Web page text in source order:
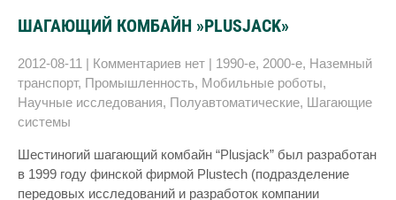
ШАГАЮЩИЙ КОМБАЙН »PLUSJACK»
2012-08-11 | Комментариев нет | 1990-е, 2000-е, Наземный
транспорт, Промышленность, Мобильные роботы,
Научные исследования, Полуавтоматические, Шагающие
системы
Шестиногий шагающий комбайн “Plusjack” был разработан
в 1999 году финской фирмой Plustech (подразделение
передовых исследований и разработок компании